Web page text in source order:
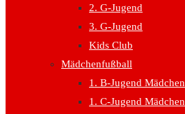
2. G-Jugend
3. G-Jugend
Kids Club
Mädchenfußball
1. B-Jugend Mädchen
1. C-Jugend Mädchen